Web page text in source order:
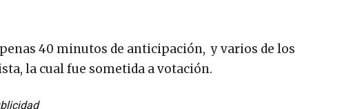
40 minutos de anticipación, y varios de los
la cual fue sometida a votación.